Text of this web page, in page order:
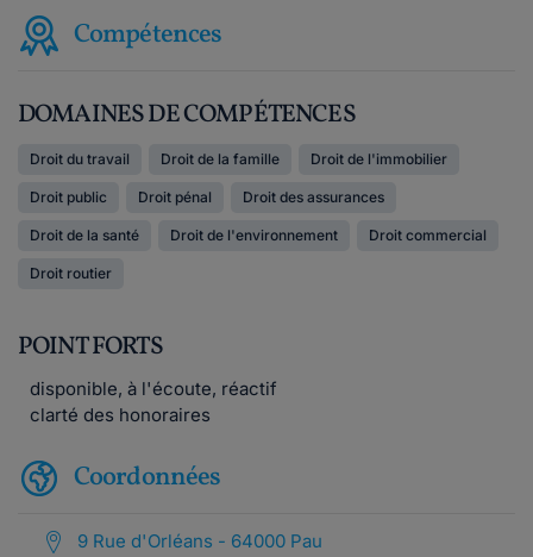
Compétences
DOMAINES DE COMPÉTENCES
Droit du travail Droit de la famille Droit de l'immobilier
Droit public Droit pénal Droit des assurances
Droit de la santé Droit de l'environnement Droit commercial
Droit routier
POINT FORTS
disponible, à l'écoute, réactif
clarté des honoraires
Coordonnées
9 Rue d'Orléans - 64000 Pau